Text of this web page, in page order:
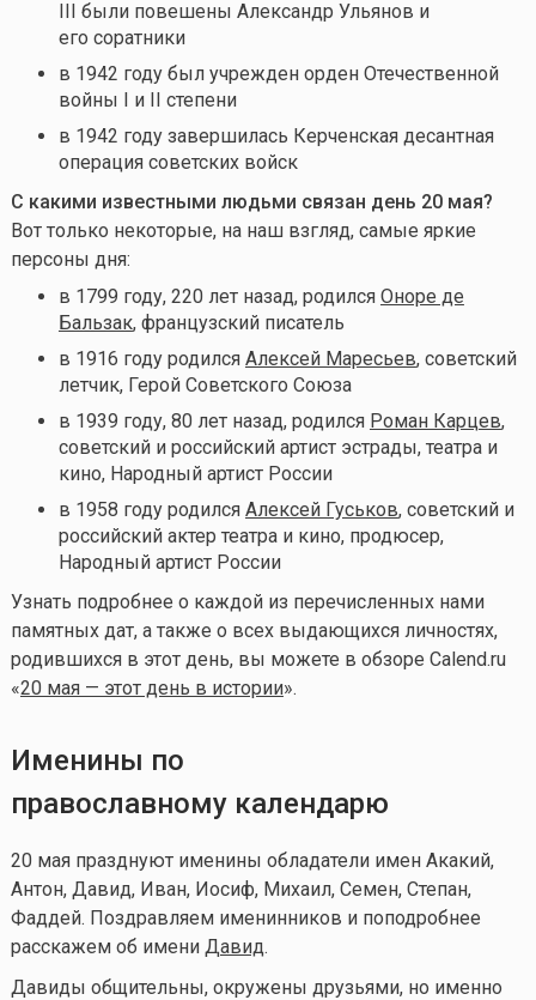
III были повешены Александр Ульянов и
его соратники
в 1942 году был учрежден орден Отечественной
войны I и II степени
в 1942 году завершилась Керченская десантная
операция советских войск
С какими известными людьми связан день 20 мая?
Вот только некоторые, на наш взгляд, самые яркие
персоны дня:
в 1799 году, 220 лет назад, родился Оноре де
Бальзак, французский писатель
в 1916 году родился Алексей Маресьев, советский
летчик, Герой Советского Союза
в 1939 году, 80 лет назад, родился Роман Карцев,
советский и российский артист эстрады, театра и
кино, Народный артист России
в 1958 году родился Алексей Гуськов, советский и
российский актер театра и кино, продюсер,
Народный артист России
Узнать подробнее о каждой из перечисленных нами
памятных дат, а также о всех выдающихся личностях,
родившихся в этот день, вы можете в обзоре Calend.ru
«20 мая — этот день в истории».
Именины по
православному календарю
20 мая празднуют именины обладатели имен Акакий,
Антон, Давид, Иван, Иосиф, Михаил, Семен, Степан,
Фаддей. Поздравляем именинников и поподробнее
расскажем об имени Давид.
Давиды общительны, окружены друзьями, но именно